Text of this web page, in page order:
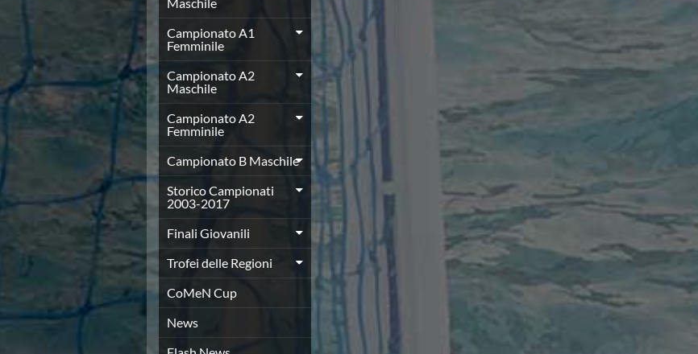
Risultati e Classifiche
Primati
Azzurri
News
Flash News
Salvamento
Eventi
Norme e documenti
Risultati e Classifiche
Albi d'oro - Primati
News
Flash News
Master
Campionati Italiani
Circuito Supermaster
Calendario Nazionale Fondo
Norme e documenti
Risultati e Classifiche
Primati
Campionato A1
Femminile
Campionato A2
Maschile
Campionato A2
Femminile
Campionato B Maschile
Storico Campionati
2003-2017
Finali Giovanili
Trofei delle Regioni
CoMeN Cup
News